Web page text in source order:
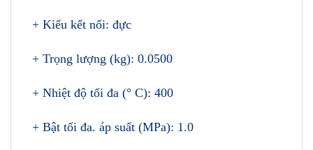
+ Kiểu kết nối: đực
+ Trọng lượng (kg): 0.0500
+ Nhiệt độ tối đa (° C): 400
+ Bật tối đa. áp suất (MPa): 1.0